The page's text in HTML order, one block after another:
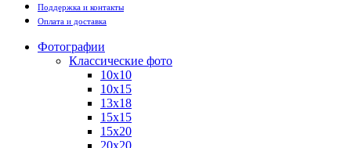
Поддержка и контакты
Оплата и доставка
Фотографии
Классические фото
10х10
10х15
13х18
15х15
15х20
20х20